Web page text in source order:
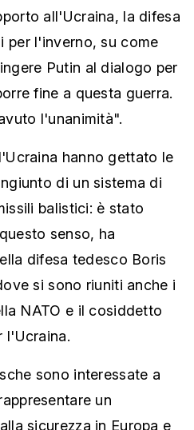
all'Ucraina, la difesa
per l'inverno, su come
Putin al dialogo per
fine a questa guerra.
l'unanimità".
hanno gettato le
di un sistema di
balistici: è stato
senso, ha
difesa tedesco Boris
si sono riuniti anche i
NATO e il cosiddetto
l'Ucraina.
sono interessate a
un
sicurezza in Europa e